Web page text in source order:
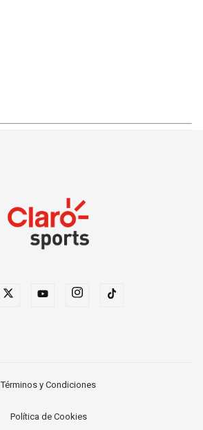
Términos y Condiciones
Política de Cookies